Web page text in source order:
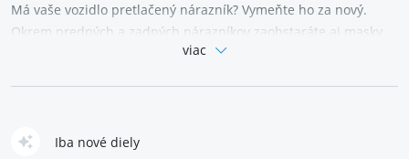
Má vaše vozidlo pretlačený nárazník? Vymeňte ho za nový.
Okrem predných a zadných nárazníkov zaobstaráte aj masky
kapoty, znaky, bočné lišty a lišty osvetlenia
Náhradné diely zaobstaráte na väčšinu bežných typov vozidiel,
viac
Iba nové diely